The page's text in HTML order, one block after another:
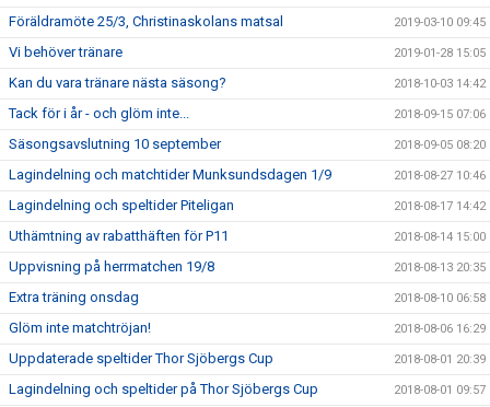
Föräldramöte 25/3, Christinaskolans matsal 2019-03-10 09:45
Vi behöver tränare 2019-01-28 15:05
Kan du vara tränare nästa säsong? 2018-10-03 14:42
Tack för i år - och glöm inte... 2018-09-15 07:06
Säsongsavslutning 10 september 2018-09-05 08:20
Lagindelning och matchtider Munksundsdagen 1/9 2018-08-27 10:46
Lagindelning och speltider Piteligan 2018-08-17 14:42
Uthämtning av rabatthäften för P11 2018-08-14 15:00
Uppvisning på herrmatchen 19/8 2018-08-13 20:35
Extra träning onsdag 2018-08-10 06:58
Glöm inte matchtröjan! 2018-08-06 16:29
Uppdaterade speltider Thor Sjöbergs Cup 2018-08-01 20:39
Lagindelning och speltider på Thor Sjöbergs Cup 2018-08-01 09:57